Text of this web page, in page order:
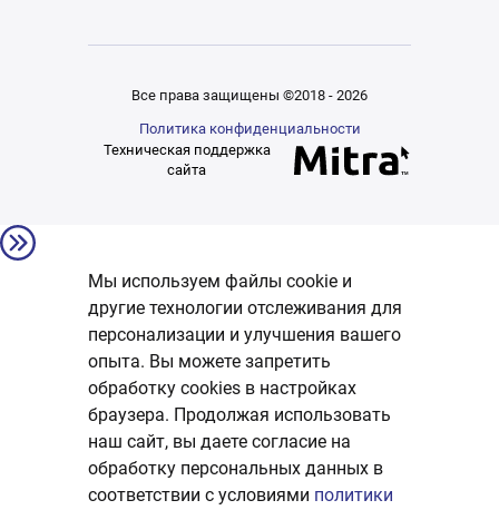
Все права защищены ©2018 - 2026
Политика конфиденциальности
Техническая поддержка
сайта
Мы используем файлы cookie и
другие технологии отслеживания для
персонализации и улучшения вашего
опыта. Вы можете запретить
обработку сookies в настройках
браузера. Продолжая использовать
наш сайт, вы даете согласие на
обработку персональных данных в
соответствии с условиями политики